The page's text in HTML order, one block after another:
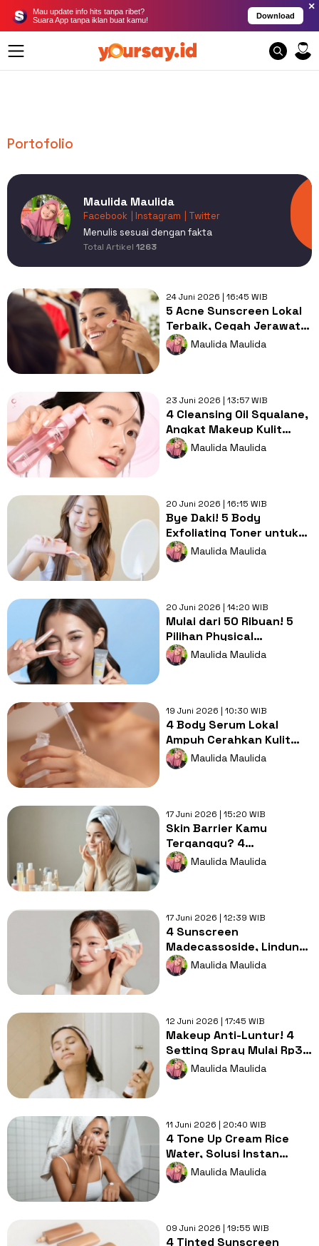
Mau update info hits tanpa ribet?
Suara App tanpa iklan buat kamu!
Download
×
Portofolio
Maulida Maulida
Facebook | Instagram
| Twitter
Menulis sesuai dengan fakta
Total Artikel 1263
24 Juni 2026 | 16:45 WIB
5 Acne Sunscreen Lokal
Terbaik, Cegah Jerawat
Meradang pada Kulit
Berminyak
Maulida Maulida
23 Juni 2026 | 13:57 WIB
4 Cleansing Oil Squalane,
Angkat Makeup Kulit
Kering dan Rawat Skin
Barrier
Maulida Maulida
20 Juni 2026 | 16:15 WIB
Bye Daki! 5 Body
Exfoliating Toner untuk
Kulit Badan Auto Cerah
dan Halus
Maulida Maulida
20 Juni 2026 | 14:20 WIB
Mulai dari 50 Ribuan! 5
Pilihan Physical
Sunscreen Terbaik untuk
Kulit Berjerawat
Maulida Maulida
19 Juni 2026 | 10:30 WIB
4 Body Serum Lokal
Ampuh Cerahkan Kulit
Belang hingga Bekas
Luka di Badan
Maulida Maulida
17 Juni 2026 | 15:20 WIB
Skin Barrier Kamu
Terganggu? 4
Moisturizer 5% Panthenol
untuk Kulit Sehat
Maulida Maulida
17 Juni 2026 | 12:39 WIB
4 Sunscreen
Madecassoside, Lindungi
Kulit Sensitif dari
Kemerahan Akibat UV
Maulida Maulida
12 Juni 2026 | 17:45 WIB
Makeup Anti-Luntur! 4
Setting Spray Mulai Rp38
Ribu untuk Kulit
Berminyak
Maulida Maulida
11 Juni 2026 | 20:40 WIB
4 Tone Up Cream Rice
Water, Solusi Instan
untuk Dapatkan Wajah
Cerah Merata
Maulida Maulida
09 Juni 2026 | 19:55 WIB
4 Tinted Sunscreen